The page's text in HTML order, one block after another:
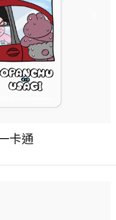
售據點
17
卡-普通卡
卡通